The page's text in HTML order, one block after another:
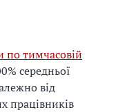
по тимчасовій
середньої
від
працівників